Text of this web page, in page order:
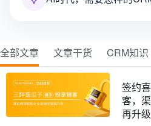
全部文章 文章干货 CRM知识
签约
客，
再升级